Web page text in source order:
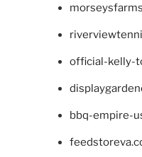
official-kelly-
bbq-empire-